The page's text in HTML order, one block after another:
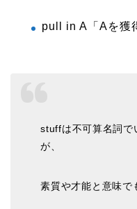
pull in A「Aを獲
stuffは不可算名詞で
が、
素質や才能と意味で